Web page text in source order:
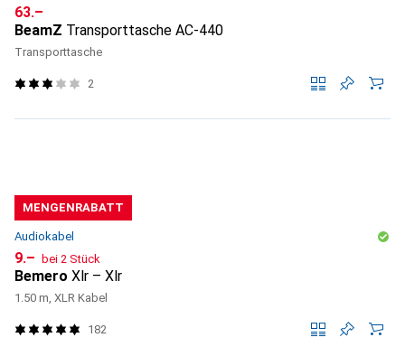
CHF
63.–
BeamZ Transporttasche AC-440
Transporttasche
2
MENGENRABATT
Audiokabel
CHF
9.– bei 2 Stück
Bemero Xlr – Xlr
1.50 m, XLR Kabel
182